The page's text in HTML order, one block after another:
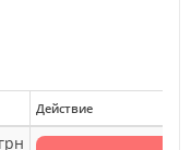
Действие
грн